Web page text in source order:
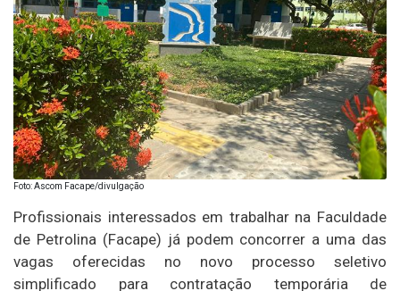
Foto: Ascom Facape/divulgação
Profissionais interessados em trabalhar na Faculdade
de Petrolina (Facape) já podem concorrer a uma das
vagas oferecidas no novo processo seletivo
simplificado para contratação temporária de